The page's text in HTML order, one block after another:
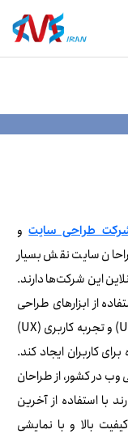
طراحی سایتو
سایت نقش بسیار
این شرکت‌ها دارند.
از ابزارهای طراحی
وب، آشنا به استانداردهای طراحی رابط کاربری (UI) و تجربه کاربری (UX)
کاربران ایجاد کند.
وب در کشور، از طراحان
با استفاده از آخرین
بالا و با نمایشی